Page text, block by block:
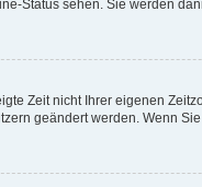
Status sehen. Sie werden
Zeit nicht Ihrer eigenen
geändert werden. Wenn